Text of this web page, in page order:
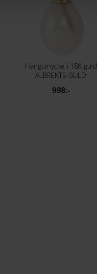
Hängsmycke i 18K guld
ALBREKTS GULD
998:-